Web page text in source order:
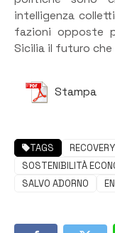
intelligenza
fazioni opposte
Sicilia il futuro che
Stampa
TAGS
SOSTENIBILITÀ
SALVO ADORNO